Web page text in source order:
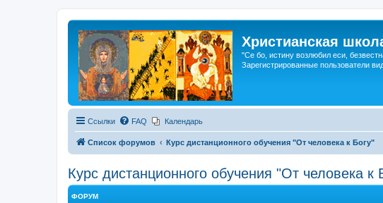
Христианская
"Се бо, истину возлюбил еси,
Зарегистрированные пользователи
Ссылки FAQ Календарь
Список форумов Курс дистанционного обучения "От человека к Богу"
Курс дистанционного обучения "От человека к
ФОРУМ